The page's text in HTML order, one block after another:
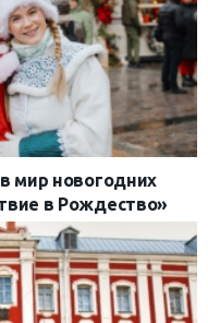
мир новогодних
в Рождество»